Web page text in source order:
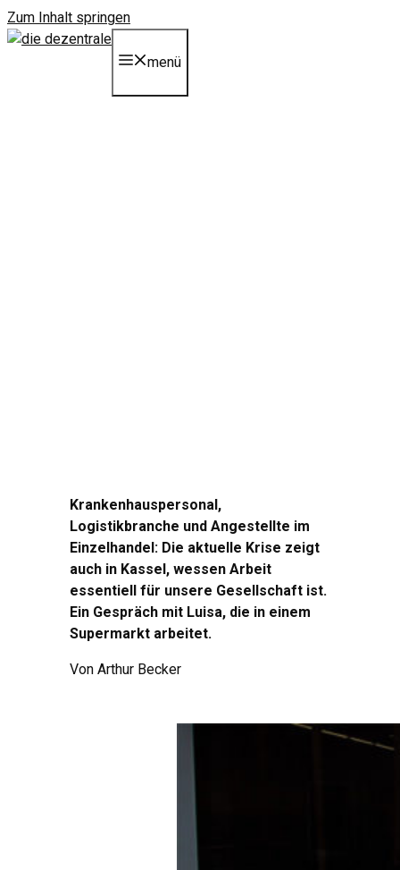
Zum Inhalt springen
menü
Krankenhauspersonal,
Logistikbranche und Angestellte im
Einzelhandel: Die aktuelle Krise zeigt
auch in Kassel, wessen Arbeit
essentiell für unsere Gesellschaft ist.
Ein Gespräch mit Luisa, die in einem
Supermarkt arbeitet.
Von Arthur Becker